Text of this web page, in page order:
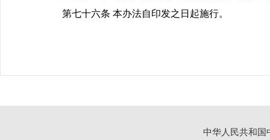
第七十六条 本办法自印发之日起施行。
中华人民共和国